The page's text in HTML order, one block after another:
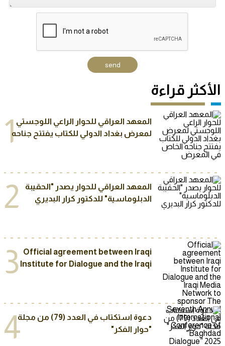
الأكثر قراءة
1المعهد العراقي للحوار الراعي اللوجستي
لمعرض بغداد الدولي للكتاب يفتتح جناحه
2
المعهد العراقي للحوار يصدر "الحقيبة
الدبلوماسية" للدكتور كرار البديري
3 Official agreement between Iraqi
Institute for Dialogue and the Iraqi
4دعوة استكتاب في العدد (79) من مجلة
"حوار الفكر"